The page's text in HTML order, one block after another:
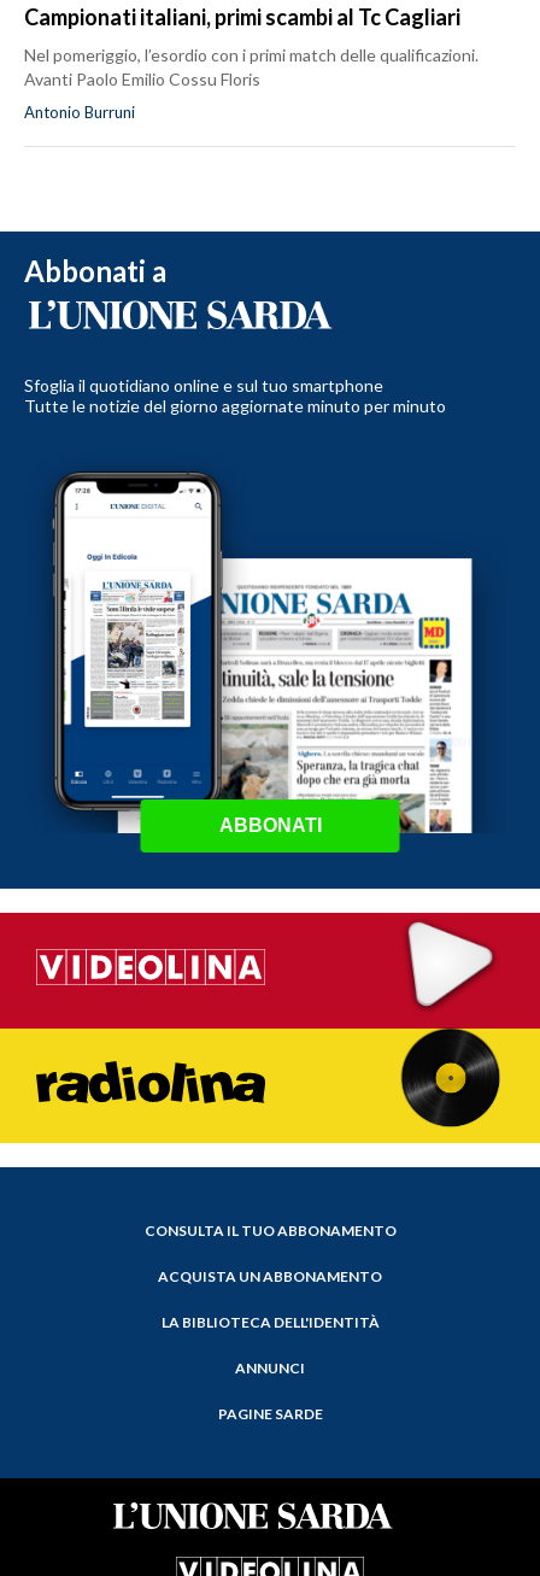
Campionati italiani, primi scambi al Tc Cagliari
Nel pomeriggio, l’esordio con i primi match delle qualificazioni.
Avanti Paolo Emilio Cossu Floris
Antonio Burruni
Abbonati a
Sfoglia il quotidiano online e sul tuo smartphone
Tutte le notizie del giorno aggiornate minuto per minuto
ABBONATI
CONSULTA IL TUO ABBONAMENTO
ACQUISTA UN ABBONAMENTO
LA BIBLIOTECA DELL'IDENTITÀ
ANNUNCI
PAGINE SARDE